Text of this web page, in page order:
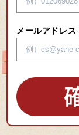
メールアドレス